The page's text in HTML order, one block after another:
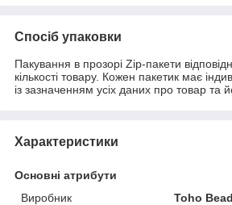
Спосіб упаковки
Пакування в прозорі Zip-пакети
кількості товару. Кожен пакетик має
із зазначенням усіх даних про товар та
Характеристики
Основні атрибути
Виробник
Toho